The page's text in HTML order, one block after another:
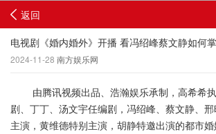
返回
电视剧《婚内婚外》开播 看冯绍峰蔡文静如何
2024-11-28 南方娱乐网
由腾讯视频出品、浩瀚娱乐承制，高希希执
剧、丁丁、汤文宇任编剧，冯绍峰、蔡文静、
主演，黄维德特别主演，胡静特邀出演的都市